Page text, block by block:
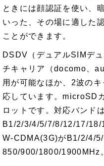
ときには顔認証を使い、
いった、その場に適した
ことができます。
DSDV（デュアルSIMデ
チキャリア（docomo、
用が可能なほか、2波の
応しています。microSD
ロットです。対応バンド
B1/2/3/4/5/7/8/12/17/18/
W-CDMA(3G)がB1/2/4/
850/900/1800/1900MHz